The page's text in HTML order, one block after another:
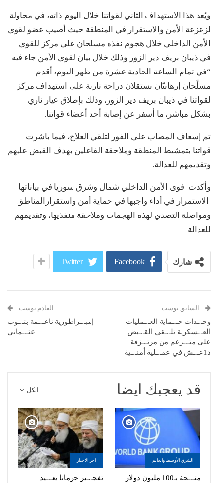
ويُعد هذا الاستهداف الثاني لقواتنا خلال اليوم ذاته، في محاولة
لزعزعة الأمن والاستقرار في المنطقة حيث أصيب عضو لقوى
الأمن الداخلي خلال هجوم نفذه مسلحان على مركز للقوى
في ذيبان بريف دير الزور وذلك خلال بيان لقوى الأمن جاء فيه
“في تمام الساعة الحادية عشرة من ظهر اليوم، أقدم
مسلّحان إرهابيّان يستقلان دراجة نارية على استهداف مركز
لقواتنا في ذيبان بريف دير الزور، وذلك بإطلاق عيار ناري
بشكل مباشر، ما أسفر عن إصابة أحد أعضاء قواتنا.
تم إسعاف المصاب على الفور لتلقي العلاج، فيما باشرت
قواتنا بتمشيط المنطقة وملاحقة الفاعلين بهدف القبض عليهم
وتقديمهم للعدالة.
وأكدت قوى الأمن الداخلي شمال وشرق سوريا في بياناتها
الاستمرار في أداء واجبها في حماية أمن واستقرارالمناطق
ومواصلة التصدي لهذه الهجمات وملاحقة منفذيها، وتقديمهم
للعدالة
شارك Facebook
Twitter
السابق بوست
وحـ.ـدات حـ.ـماية العـ.ـمليات
العـ.ـسكرية تلـ.ـقي القـ.ـبض
على متـ.ـزعم من مرتـ.ـزقة
د1عـ.ـش في عمـ.ـلية أمنـ.ـية
القادم بوست
إمبـ.ـراطورية ناعـ.ـمة بثـ.ـوب
عثـ.ـماني
الكل قد يعجبك ايضا
الشرق الأوسط والعالم
منـ.ـحة بـ100 مليون دولار
اخر الاخبار
تفجـ.ـير جرمانا يعـ.ـيد